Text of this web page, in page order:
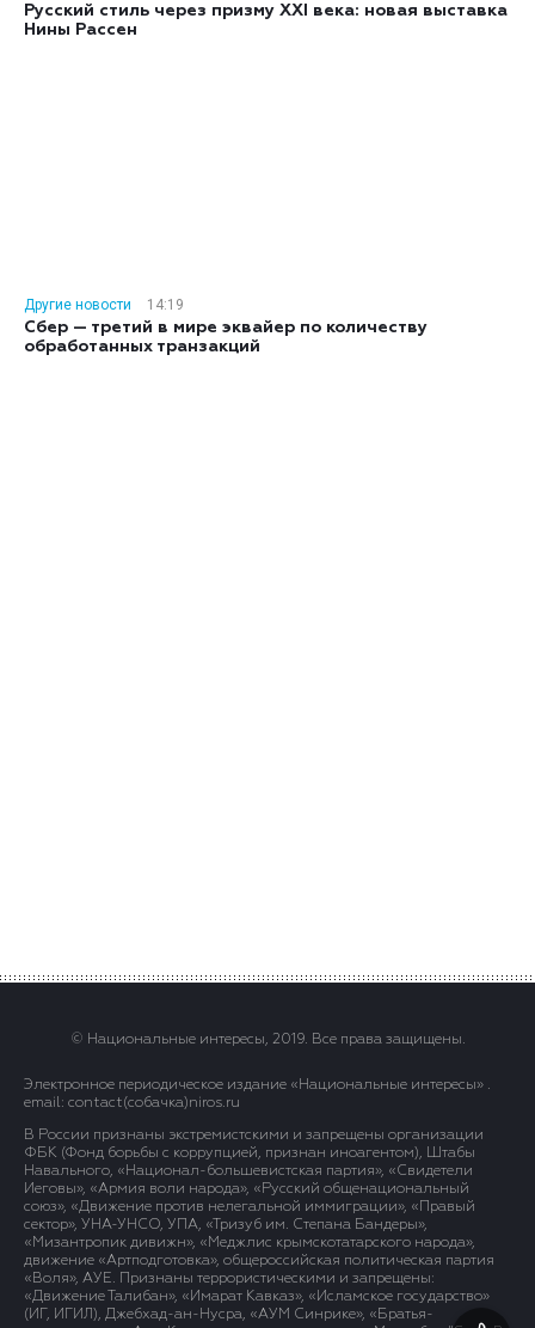
Русский стиль через призму XXI века: новая выставка
Нины Рассен
Другие новости
14:19
Сбер — третий в мире эквайер по количеству
обработанных транзакций
© Национальные интересы, 2019. Все права защищены.
Электронное периодическое издание «Национальные интересы» .
email: contact(сoбaчка)niros.ru
В России признаны экстремистскими и запрещены организации
ФБК (Фонд борьбы с коррупцией, признан иноагентом), Штабы
Навального, «Национал-большевистская партия», «Свидетели
Иеговы», «Армия воли народа», «Русский общенациональный
союз», «Движение против нелегальной иммиграции», «Правый
сектор», УНА-УНСО, УПА, «Тризуб им. Степана Бандеры»,
«Мизантропик дивижн», «Меджлис крымскотатарского народа»,
движение «Артподготовка», общероссийская политическая партия
«Воля», АУЕ. Признаны террористическими и запрещены:
«Движение Талибан», «Имарат Кавказ», «Исламское государство»
(ИГ, ИГИЛ), Джебхад-ан-Нусра, «АУМ Синрике», «Братья-